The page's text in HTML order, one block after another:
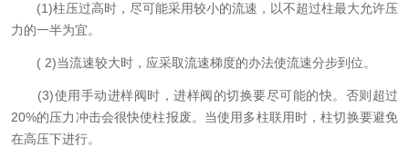
(1)柱压过高时，尽可能采用较小的流速，以不超过柱最大允许压
力的一半为宜。
( 2)当流速较大时，应采取流速梯度的办法使流速分步到位。
(3)使用手动进样阀时，进样阀的切换要尽可能的快。否则超过
20%的压力冲击会很快使柱报废。当使用多柱联用时，柱切换要避免
在高压下进行。